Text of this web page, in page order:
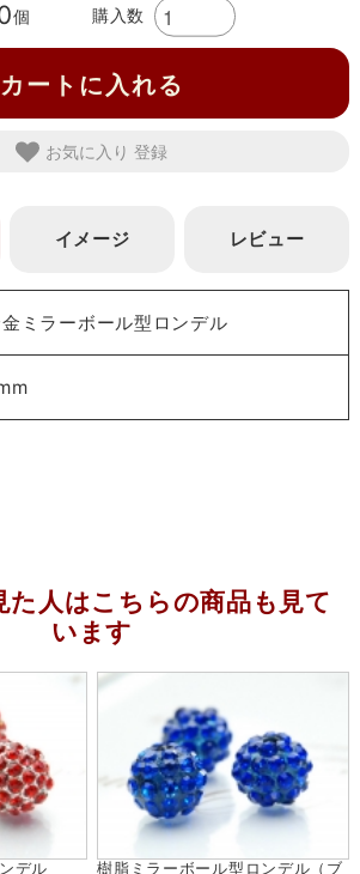
個 購入数
カートに入れる
お気に入り
イメージ レビュー
ミラーボール型ロンデル
た人はこちらの商品も見て
います
デル
樹脂ミラーボール型ロンデル（ブ